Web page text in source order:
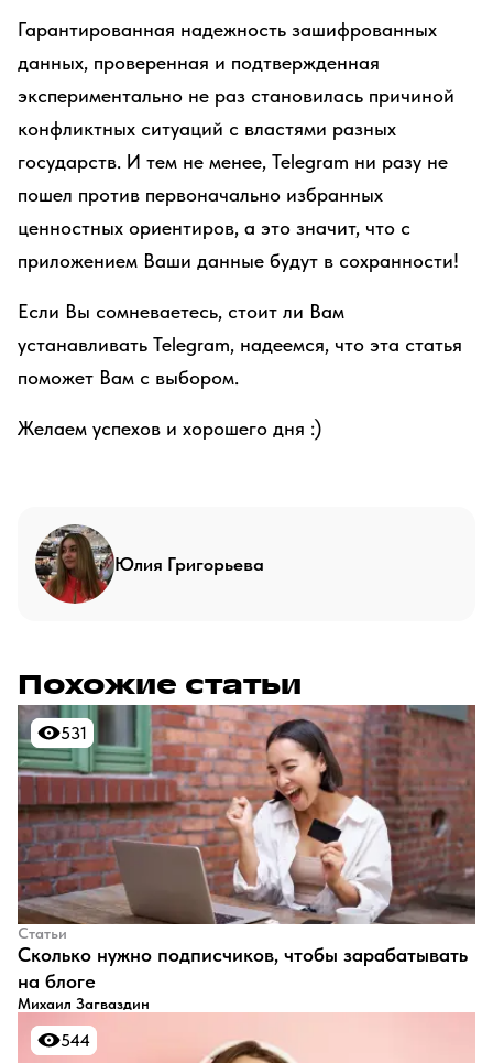
Гарантированная надежность зашифрованных
данных, проверенная и подтвержденная
экспериментально не раз становилась причиной
конфликтных ситуаций с властями разных
государств. И тем не менее, Telegram ни разу не
пошел против первоначально избранных
ценностных ориентиров, а это значит, что с
приложением Ваши данные будут в сохранности!
Если Вы сомневаетесь, стоит ли Вам
устанавливать Telegram, надеемся, что эта статья
поможет Вам с выбором.
Желаем успехов и хорошего дня :)
Юлия Григорьева
Похожие статьи
531
531
Статьи
​Сколько нужно подписчиков, чтобы зарабатывать
на блоге
Михаил Загваздин
544
544